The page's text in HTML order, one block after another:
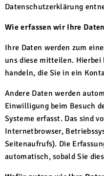
Datenschutzerklärung
Wie erfassen wir Ihre
Ihre Daten werden zum
uns diese mitteilen. Hierbei
handeln, die Sie in ein
Andere Daten werden
Einwilligung beim Besuch
Systeme erfasst. Das sind
Internetbrowser,
Seitenaufrufs). Die
automatisch, sobald Sie